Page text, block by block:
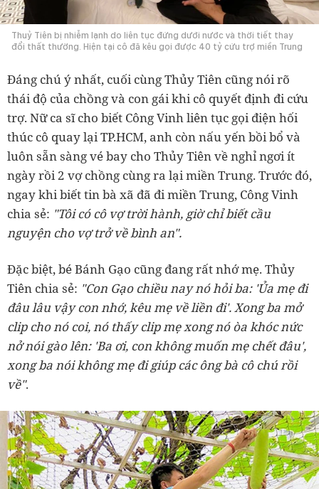
Thuỷ Tiên bị nhiễm lạnh do liên tục đứng dưới nước và thời tiết thay
đổi thất thường. Hiện tại cô đã kêu gọi được 40 tỷ cứu trợ miền Trung
Đáng chú ý nhất, cuối cùng Thủy Tiên cũng nói rõ
thái độ của chồng và con gái khi cô quyết định đi cứu
trợ. Nữ ca sĩ cho biết Công Vinh liên tục gọi điện hối
thúc cô quay lại TP.HCM, anh còn nấu yến bồi bổ và
luôn sẵn sàng vé bay cho Thủy Tiên về nghỉ ngơi ít
ngày rồi 2 vợ chồng cùng ra lại miền Trung. Trước đó,
ngay khi biết tin bà xã đã đi miền Trung, Công Vinh
chia sẻ: "Tôi có cô vợ trời hành, giờ chỉ biết cầu
nguyện cho vợ trở về bình an".
Đặc biệt, bé Bánh Gạo cũng đang rất nhớ mẹ. Thủy
Tiên chia sẻ: "Con Gạo chiều nay nó hỏi ba: 'Ủa mẹ đi
đâu lâu vậy con nhớ, kêu mẹ về liền đi'. Xong ba mở
clip cho nó coi, nó thấy clip mẹ xong nó òa khóc nức
nở nói gào lên: 'Ba ơi, con không muốn mẹ chết đâu',
xong ba nói không mẹ đi giúp các ông bà cô chú rồi
về".